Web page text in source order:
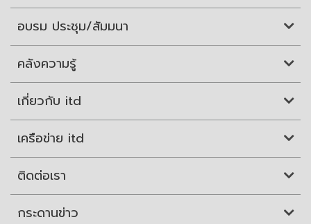
อบรม ประชุม/สัมมนา
คลังความรู้
เกี่ยวกับ itd
เครือข่าย itd
ติดต่อเรา
กระดานข่าว